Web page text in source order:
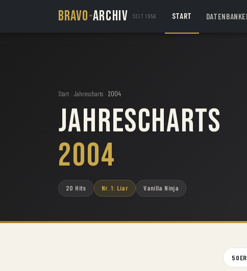
BRAVO-ARCHIV SEIT 1956 START
Start Jahrescharts 2004
Jahrescharts
2004
20 Hits Nr. 1: Liar Vanilla Ninja
50ER